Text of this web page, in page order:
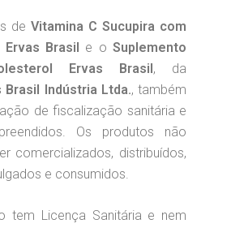
de Vitamina C Sucupira com
Brasil e oSuplemento
Ervas Brasil, da
Brasil Indústria Ltda., também
de fiscalização sanitária e
Os produtos não
comercializados, distribuídos,
e consumidos.
tem Licença Sanitária e nem